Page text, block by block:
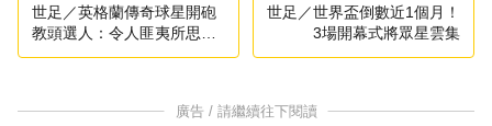
世足／英格蘭傳奇球星開砲
教頭選人：令人匪夷所思…
世足／世界盃倒數近1個月！
3場開幕式將眾星雲集
廣告 / 請繼續往下閱讀